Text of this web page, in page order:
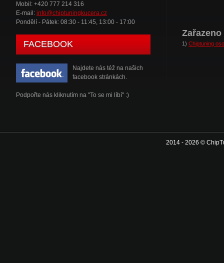
Mobil: +420 777 214 316
E-mail: info@chiptuningkucera.cz
Pondělí - Pátek: 08:30 - 11:45, 13:00 - 17:00
FACEBOOK
Najdete nás též na našich
facebook stránkách.
Podpořte nás kliknutím na "To se mi líbí" :)
1) Chiptuning
2014 - 2026 ©